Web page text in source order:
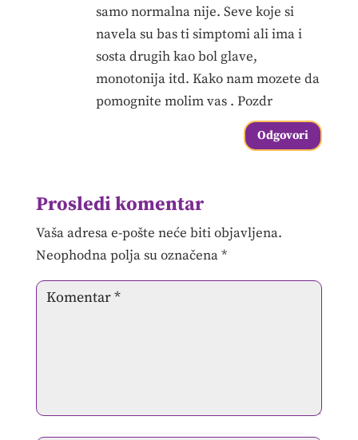
samo normalna nije. Seve koje si
navela su bas ti simptomi ali ima i
sosta drugih kao bol glave,
monotonija itd. Kako nam mozete da
pomognite molim vas . Pozdr
Odgovori
Prosledi komentar
Vaša adresa e-pošte neće biti objavljena.
Neophodna polja su označena*